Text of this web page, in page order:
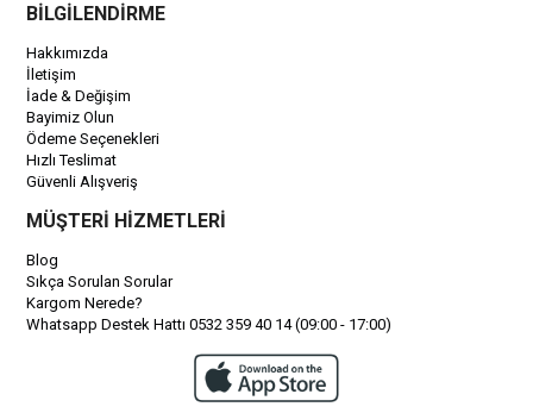
BİLGİLENDİRME
Hakkımızda
İletişim
İade & Değişim
Bayimiz Olun
Ödeme Seçenekleri
Hızlı Teslimat
Güvenli Alışveriş
MÜŞTERİ HİZMETLERİ
Blog
Sıkça Sorulan Sorular
Kargom Nerede?
Whatsapp Destek Hattı 0532 359 40 14 (09:00 - 17:00)